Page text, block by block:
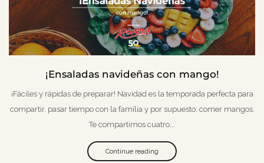
¡Ensaladas navideñas con mango!
¡Fáciles y rápidas de preparar! Navidad es la temporada perfecta para
compartir, pasar tiempo con la familia y por supuesto: comer mangos.
Te compartimos cuatro...
Continue reading